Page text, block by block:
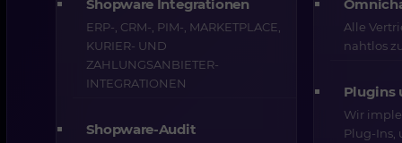
Shopware Integrationen
ERP-, CRM-, PIM-, MARKETPLACE,
KURIER- UND
ZAHLUNGSANBIETER-
INTEGRATIONEN
Shopware-Audit
Alle
nahtlos
Plugins
Wir
Plug-Ins,
29-07-2025 6 min
Teilen Sie